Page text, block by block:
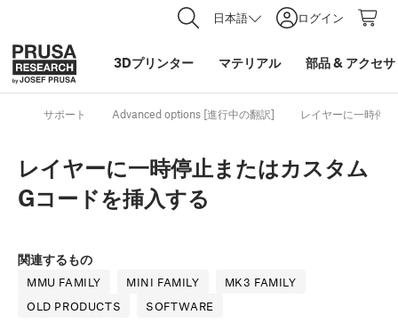
日本語 ログイン
3Dプリンター マテリアル 部品& アクセ
サポート Advanced options [進行中の翻訳] レイヤーに一時停
レイヤーに一時停止またはカスタム
Gコードを挿入する
関連するもの
MMU FAMILY MINI FAMILY
MK3 FAMILY
OLD PRODUCTS
SOFTWARE